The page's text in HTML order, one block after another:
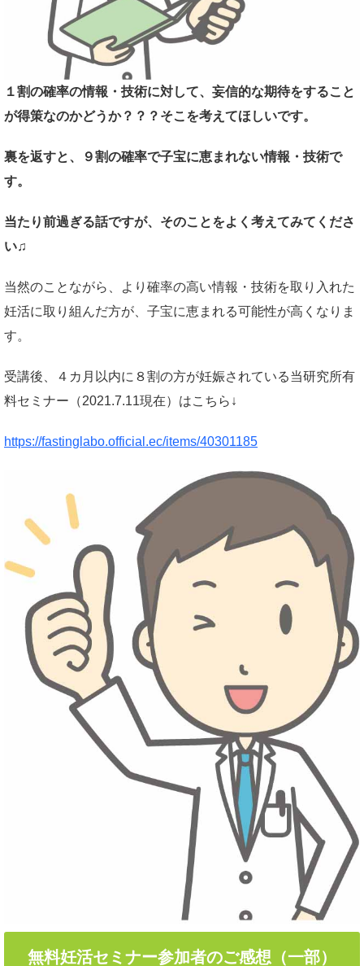
１割の確率の情報・技術に対して、妄信的な期待をすること
が得策なのかどうか？？？そこを考えてほしいです。
裏を返すと、９割の確率で子宝に恵まれない情報・技術で
す。
当たり前過ぎる話ですが、そのことをよく考えてみてくださ
い♫
当然のことながら、より確率の高い情報・技術を取り入れた
妊活に取り組んだ方が、子宝に恵まれる可能性が高くなりま
す。
受講後、４カ月以内に８割の方が妊娠されている当研究所有
料セミナー（2021.7.11現在）はこちら↓
https://fastinglabo.official.ec/items/40301185
無料妊活セミナー参加者のご感想（一部）